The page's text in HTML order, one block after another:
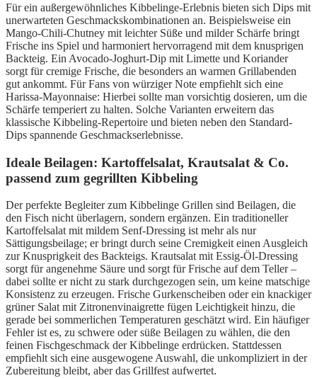
Für ein außergewöhnliches Kibbelinge-Erlebnis bieten sich Dips mit
unerwarteten Geschmackskombinationen an. Beispielsweise ein
Mango-Chili-Chutney mit leichter Süße und milder Schärfe bringt
Frische ins Spiel und harmoniert hervorragend mit dem knusprigen
Backteig. Ein Avocado-Joghurt-Dip mit Limette und Koriander
sorgt für cremige Frische, die besonders an warmen Grillabenden
gut ankommt. Für Fans von würziger Note empfiehlt sich eine
Harissa-Mayonnaise: Hierbei sollte man vorsichtig dosieren, um die
Schärfe temperiert zu halten. Solche Varianten erweitern das
klassische Kibbeling-Repertoire und bieten neben den Standard-
Dips spannende Geschmackserlebnisse.
Ideale Beilagen: Kartoffelsalat, Krautsalat & Co.
passend zum gegrillten Kibbeling
Der perfekte Begleiter zum Kibbelinge Grillen sind Beilagen, die
den Fisch nicht überlagern, sondern ergänzen. Ein traditioneller
Kartoffelsalat mit mildem Senf-Dressing ist mehr als nur
Sättigungsbeilage; er bringt durch seine Cremigkeit einen Ausgleich
zur Knusprigkeit des Backteigs. Krautsalat mit Essig-Öl-Dressing
sorgt für angenehme Säure und sorgt für Frische auf dem Teller –
dabei sollte er nicht zu stark durchgezogen sein, um keine matschige
Konsistenz zu erzeugen. Frische Gurkenscheiben oder ein knackiger
grüner Salat mit Zitronenvinaigrette fügen Leichtigkeit hinzu, die
gerade bei sommerlichen Temperaturen geschätzt wird. Ein häufiger
Fehler ist es, zu schwere oder süße Beilagen zu wählen, die den
feinen Fischgeschmack der Kibbelinge erdrücken. Stattdessen
empfiehlt sich eine ausgewogene Auswahl, die unkompliziert in der
Zubereitung bleibt, aber das Grillfest aufwertet.